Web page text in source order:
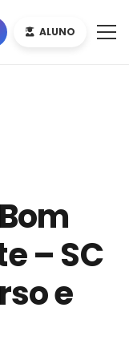
ALUNO
– SC
e